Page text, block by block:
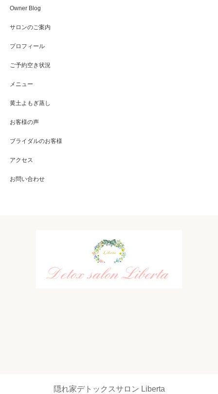
Owner Blog
サロンのご案内
プロフィール
ご予約空き状況
メニュー
黄土よもぎ蒸し
お客様の声
ブライダルのお客様
アクセス
お問い合わせ
隠れ家デトックスサロン Liberta